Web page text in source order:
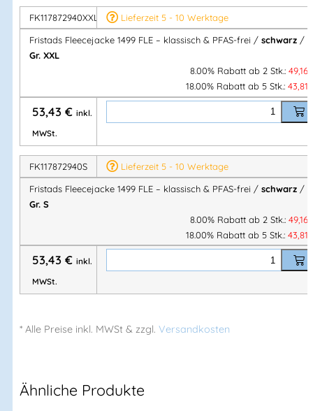
Konzept. Weich, bequem, mit Reißverschlusstaschen. PFAS-
frei & OEKO-TEX® zertifiziert.
Kategorien:ALNARYD workwaer ,
KÄLTE, WIND & REGEN,Kälte und Regen,
INDUSTRIE & SERVICE,BAU & MONTAGE,Kollektionen,
Winterjacken,Jacken,FRISTADS
Herstellerinformationen
Prognosgatan 24
504 64 Borås – Sweden
Mehr Information E-Mail: info@bannenberg.at
FK117872940XXL
Lieferzeit 5 - 10 Werktage
Fristads Fleecejacke 1499 FLE – klassisch & PFAS-frei / schwarz/
Gr. XXL
8.00% Rabatt ab 2 Stk.: 49,16
18.00% Rabatt ab 5 Stk.: 43,81
53,43 € inkl.
MWSt.
FK117872940S
Lieferzeit 5 - 10 Werktage
Fristads Fleecejacke 1499 FLE – klassisch & PFAS-frei / schwarz/
Gr. S
8.00% Rabatt ab 2 Stk.: 49,16
18.00% Rabatt ab 5 Stk.: 43,81
53,43 € inkl.
MWSt.
* Alle Preise inkl. MWSt & zzgl. Versandkosten
Ähnliche Produkte